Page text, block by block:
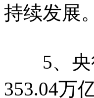
持续发展。
5、央行
353.04万